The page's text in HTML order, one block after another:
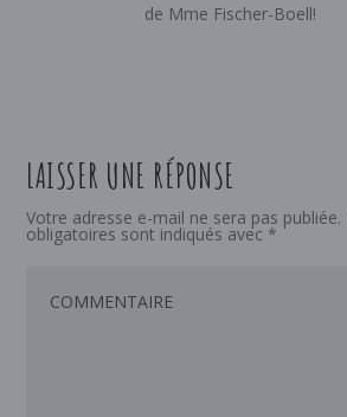
de Mme Fischer-Boell!
LAISSER UNE RÉPONSE
Votre adresse e-mail ne sera pas publiée.
obligatoires sont indiqués avec *